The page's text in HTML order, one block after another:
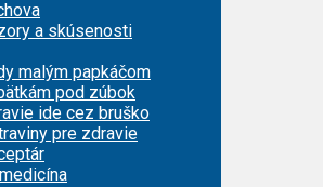
a skúsenosti
malým papkáčom
pod zúbok
ide cez bruško
pre zdravie